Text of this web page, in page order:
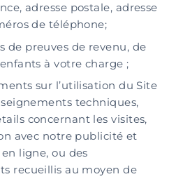
adresse postale, adresse
de téléphone;
de preuves de revenu, de
à votre charge ;
sur l’utilisation du Site
techniques,
concernant les visites,
avec notre publicité et
ligne, ou des
recueillis au moyen de